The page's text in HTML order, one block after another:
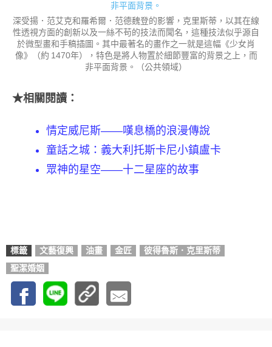
深受揚．范艾克和羅希爾．范德魏登的影響，克里斯蒂，以其在線
性透視方面的創新以及一絲不苟的技法而聞名，這種技法似乎源自
於微型畫和手稿插圖。其中最著名的畫作之一就是這幅《少女肖
像》（約 1470年），特色是將人物置於細節豐富的背景之上，而
非平面背景。（公共領域）
★相關閱讀：
情定威尼斯——嘆息橋的浪漫傳說
童話之城：義大利托斯卡尼小鎮盧卡
眾神的星空——十二星座的故事
標籤 文藝復興 油畫 金匠
彼得魯斯．克里斯蒂
聖潔婚姻